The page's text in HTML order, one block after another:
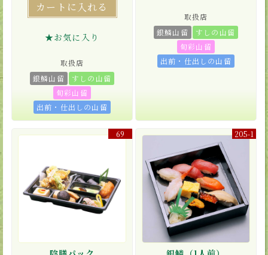
カートに入れる
★お気に入り
取扱店
銀鱗山留
すしの山留
旬彩山留
出前・仕出しの山留
取扱店
銀鱗山留
すしの山留
旬彩山留
出前・仕出しの山留
69 205-1